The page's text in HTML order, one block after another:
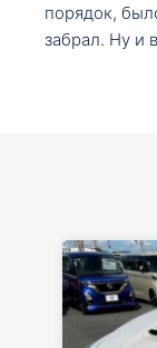
порядок,
забрал. Ну и